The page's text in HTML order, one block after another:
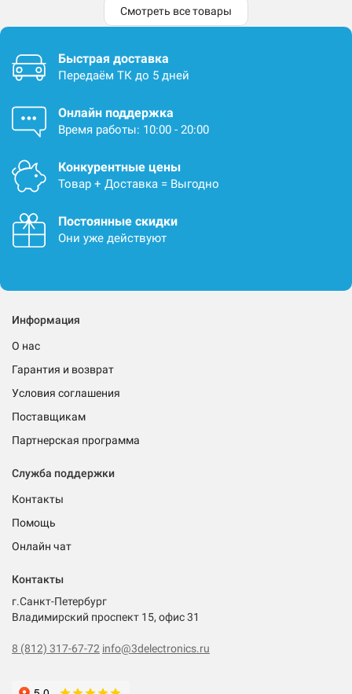
Смотреть все товары
Быстрая доставка
Передаём ТК до 5 дней
Онлайн поддержка
Время работы: 10:00 - 20:00
Конкурентные цены
Товар + Доставка = Выгодно
Постоянные скидки
Они уже действуют
Информация
О нас
Гарантия и возврат
Условия соглашения
Поставщикам
Партнерская программа
Служба поддержки
Контакты
Помощь
Онлайн чат
Контакты
г.Санкт-Петербург
Владимирский проспект 15, офис 31
8 (812) 317-67-72 info@3delectronics.ru